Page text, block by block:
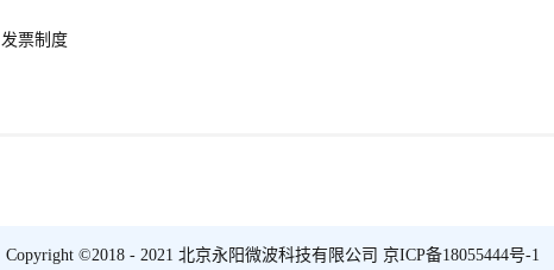
发票制度
Copyright ©2018 - 2021 北京永阳微波科技有限公司 京ICP备18055444号-1